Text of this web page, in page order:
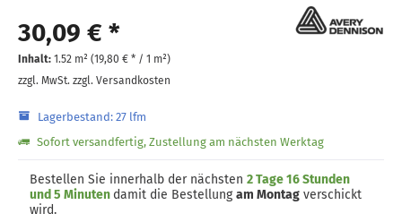
30,09 € *
Inhalt: 1.52 m² (19,80 € * / 1 m²)
zzgl. MwSt. zzgl. Versandkosten
Lagerbestand: 27 lfm
Sofort versandfertig, Zustellung am nächsten Werktag
Bestellen Sie innerhalb der nächsten 2 Tage 16 Stunden
und 5 Minuten damit die Bestellungam Montag verschickt
wird.